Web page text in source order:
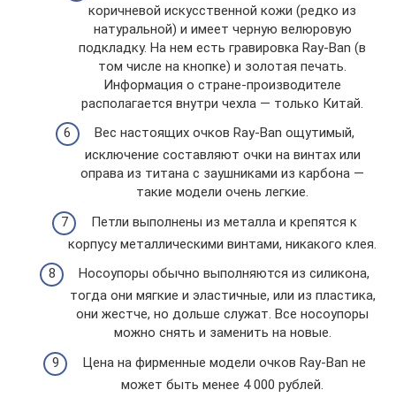
коричневой искусственной кожи (редко из
натуральной) и имеет черную велюровую
подкладку. На нем есть гравировка Ray-Ban (в
том числе на кнопке) и золотая печать.
Информация о стране-производителе
располагается внутри чехла — только Китай.
Вес настоящих очков Ray-Ban ощутимый,
исключение составляют очки на винтах или
оправа из титана с заушниками из карбона —
такие модели очень легкие.
Петли выполнены из металла и крепятся к
корпусу металлическими винтами, никакого клея.
Носоупоры обычно выполняются из силикона,
тогда они мягкие и эластичные, или из пластика,
они жестче, но дольше служат. Все носоупоры
можно снять и заменить на новые.
Цена на фирменные модели очков Ray-Ban не
может быть менее 4 000 рублей.